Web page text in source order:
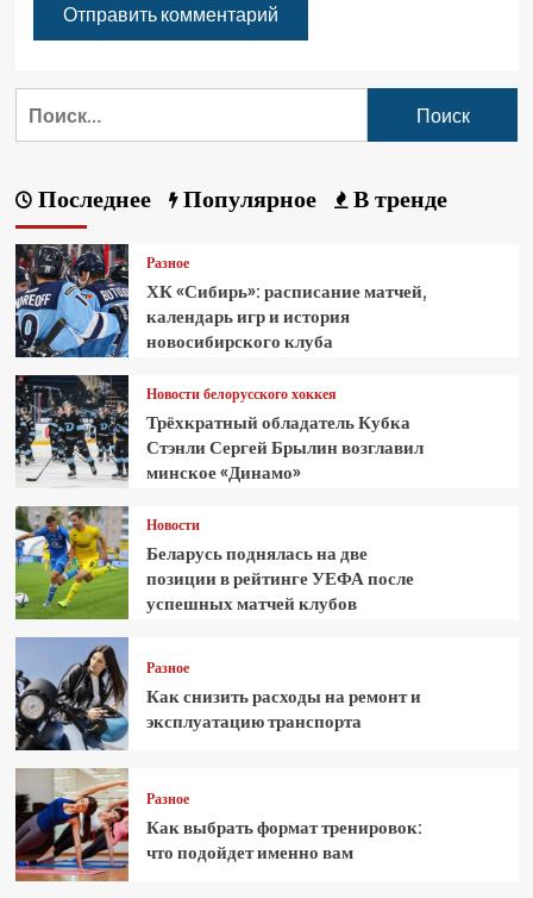
Последнее Популярное В тренде
Разное
ХК «Сибирь»: расписание матчей,
календарь игр и история
новосибирского клуба
Новости белорусского хоккея
Трёхкратный обладатель Кубка
Стэнли Сергей Брылин возглавил
минское «Динамо»
Новости
Беларусь поднялась на две
позиции в рейтинге УЕФА после
успешных матчей клубов
Разное
Как снизить расходы на ремонт и
эксплуатацию транспорта
Разное
Как выбрать формат тренировок:
что подойдет именно вам